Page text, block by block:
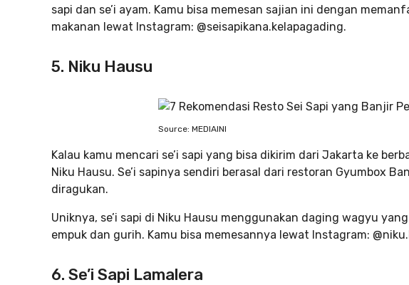
sapi dan se’i ayam. Kamu bisa memesan sajian ini dengan
makanan lewat Instagram: @seisapikana.kelapagading.
5. Niku Hausu
Source: MEDIAINI
Kalau kamu mencari se’i sapi yang bisa dikirim dari Jakarta ke
Niku Hausu. Se’i sapinya sendiri berasal dari restoran Gyumbox
diragukan.
Uniknya, se’i sapi di Niku Hausu menggunakan daging wagyu
empuk dan gurih. Kamu bisa memesannya lewat Instagram:
6. Se’i Sapi Lamalera